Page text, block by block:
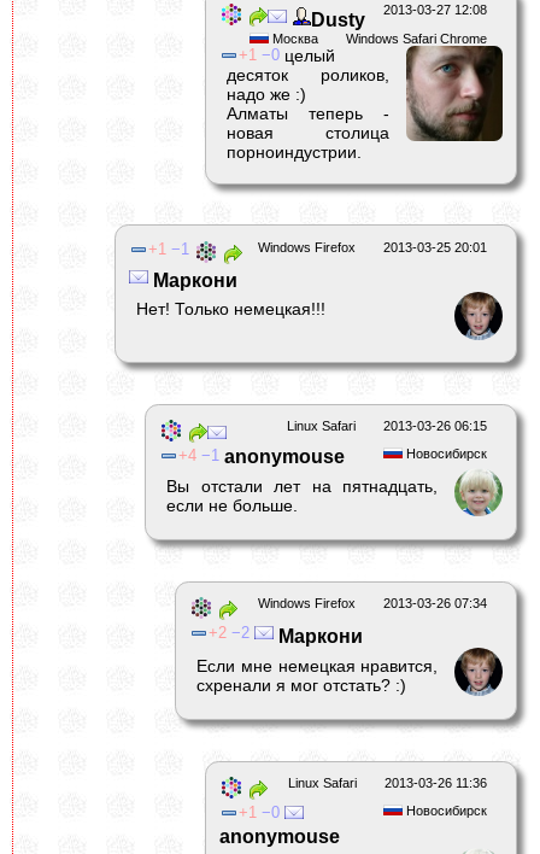
2013-03-27 12:08
Windows Safari Chrome
Москва
1 0
Dusty
целый
десяток роликов,
надо же :)
Алматы теперь -
новая столица
порноиндустрии.
2013-03-25 20:01
Windows Firefox
1 1
Маркони
Нет! Только немецкая!!!
2013-03-26 06:15
Linux Safari
Новосибирск
4 1 anonymouse
Вы отстали лет на пятнадцать,
если не больше.
2013-03-26 07:34
Windows Firefox
2 2 Маркони
Если мне немецкая нравится,
схренали я мог отстать? :)
2013-03-26 11:36
Linux Safari
Новосибирск
1 0
anonymouse